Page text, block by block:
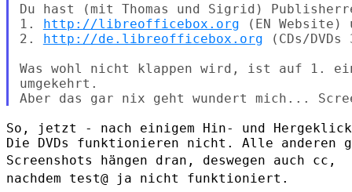
Du hast (mit Thomas und Sigrid)
1. http://libreofficebox.org (EN Website)
2. http://de.libreofficebox.org (CDs/
Was wohl nicht klappen wird, ist auf 1.
umgekehrt.
So, jetzt - nach einigem Hin- und
Screenshots hängen dran, deswegen auch cc,
nachdem test@ ja nicht funktioniert.